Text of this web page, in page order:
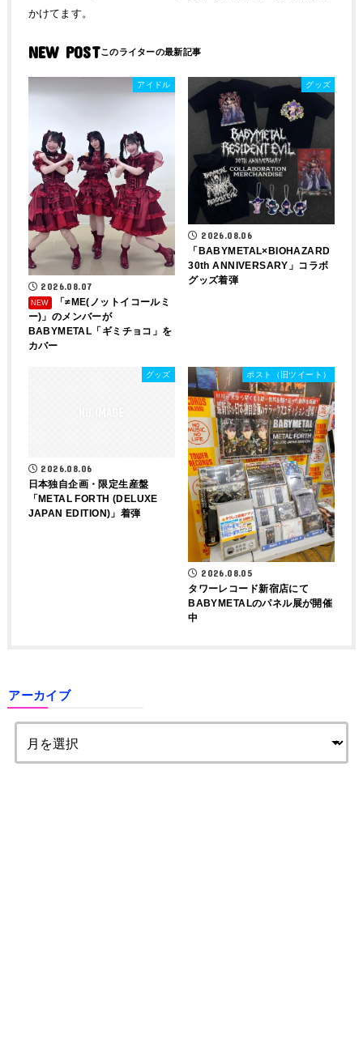
かけてます。
NEW POST
アイドル
2026.08.07
「≠ME(ノットイコールミ
ー)」のメンバーが
BABYMETAL「ギミチョコ」を
カバー
グッズ
2026.08.06
「BABYMETAL×BIOHAZARD
30th ANNIVERSARY」コラボ
グッズ着弾
グッズ
2026.08.06
日本独自企画・限定生産盤
「METAL FORTH (DELUXE
JAPAN EDITION)」着弾
ポスト（旧ツイート）
2026.08.05
タワーレコード新宿店にて
BABYMETALのパネル展が開催
中
アーカイブ